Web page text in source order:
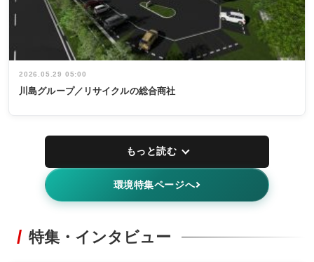
2026.05.29 05:00
川島グループ／リサイクルの総合商社
もっと読む
環境特集ページへ
特集・インタビュー